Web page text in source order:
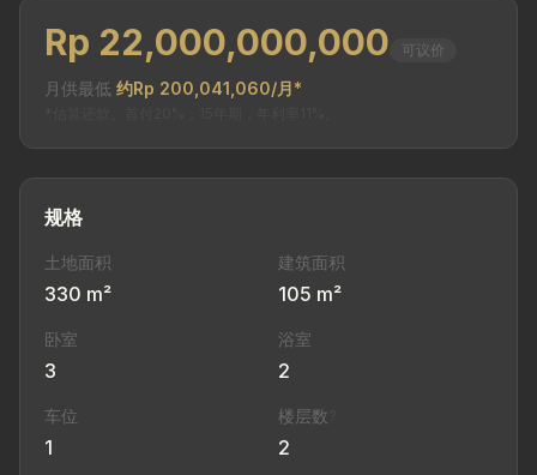
Rp 22,000,000,000 可议价
月供最低 约Rp 200,041,060/月*
规格
土地面积
330 m²
建筑面积
105 m²
卧室
3
浴室
2
车位
1
楼层数
2